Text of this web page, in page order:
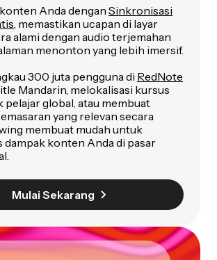
Anda dengan Sinkronisasi
, memastikan ucapan di layar
alami dengan audio terjemahan
menonton yang lebih imersif.
300 juta pengguna di RedNote
Mandarin, melokalisasi kursus
global, atau membuat
yang relevan secara
membuat mudah untuk
dampak konten Anda di pasar
Mulai Sekarang